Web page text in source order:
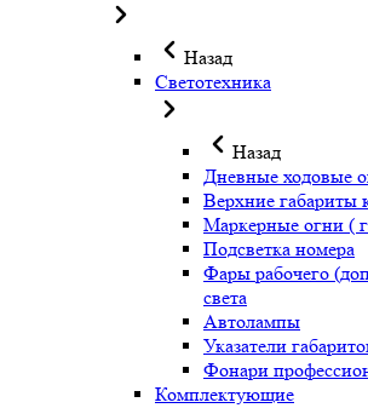
Назад
Светотехника
Назад
Дневные ходовые
Верхние габариты
Маркерные огни (
Подсветка номера
Фары рабочего
света
Автолампы
Указатели
Фонари
Комплектующие